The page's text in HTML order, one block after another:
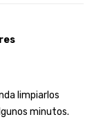
limpiarlos
minutos.